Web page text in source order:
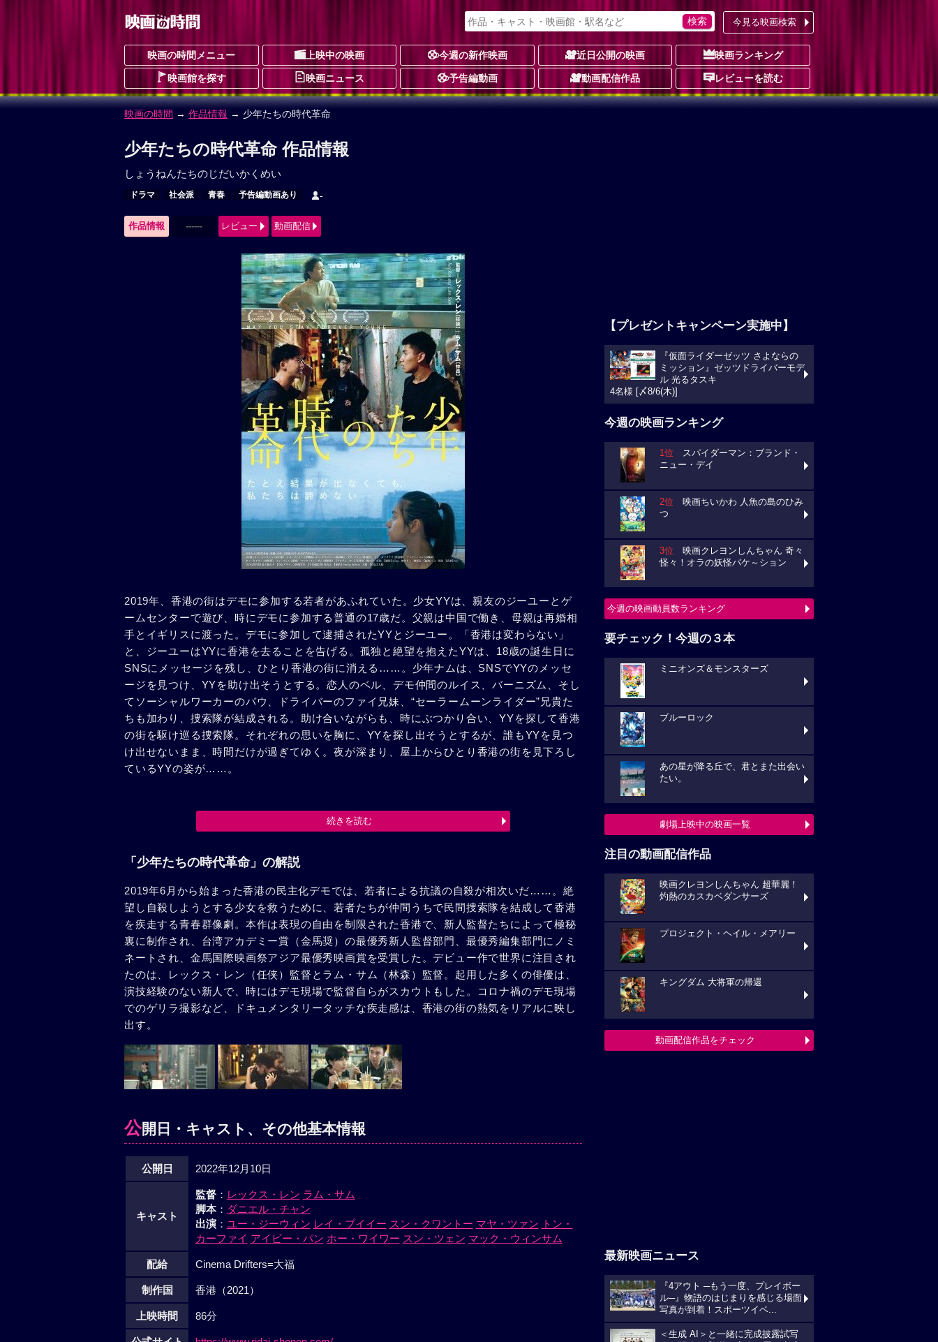
今見る映画検索
映画の時間メニュー 上映中の映画 今週の新作映画 近日公開の映画 映画ランキング
映画館を探す 映画ニュース 予告編動画 動画配信作品 レビューを読む
映画の時間 → 作品情報 → 少年たちの時代革命
少年たちの時代革命 作品情報
しょうねんたちのじだいかくめい
ドラマ 社会派 青春 予告編動画あり -
作品情報 ------ レビュー 動画配信
2019年、香港の街はデモに参加する若者があふれていた。少女YYは、親友のジーユーとゲ
ームセンターで遊び、時にデモに参加する普通の17歳だ。父親は中国で働き、母親は再婚相
手とイギリスに渡った。デモに参加して逮捕されたYYとジーユー。「香港は変わらない」
と、ジーユーはYYに香港を去ることを告げる。孤独と絶望を抱えたYYは、18歳の誕生日に
SNSにメッセージを残し、ひとり香港の街に消える……。少年ナムは、SNSでYYのメッセ
ージを見つけ、YYを助け出そうとする。恋人のベル、デモ仲間のルイス、バーニズム、そし
てソーシャルワーカーのバウ、ドライバーのファイ兄妹、“セーラームーンライダー”兄貴た
ちも加わり、捜索隊が結成される。助け合いながらも、時にぶつかり合い、YYを探して香港
の街を駆け巡る捜索隊。それぞれの思いを胸に、YYを探し出そうとするが、誰もYYを見つ
け出せないまま、時間だけが過ぎてゆく。夜が深まり、屋上からひとり香港の街を見下ろし
ているYYの姿が……。
続きを読む
「少年たちの時代革命」の解説
2019年6月から始まった香港の民主化デモでは、若者による抗議の自殺が相次いだ……。絶
望し自殺しようとする少女を救うために、若者たちが仲間うちで民間捜索隊を結成して香港
を疾走する青春群像劇。本作は表現の自由を制限された香港で、新人監督たちによって極秘
裏に制作され、台湾アカデミー賞（金馬奨）の最優秀新人監督部門、最優秀編集部門にノミ
ネートされ、金馬国際映画祭アジア最優秀映画賞を受賞した。デビュー作で世界に注目され
たのは、レックス・レン（任侠）監督とラム・サム（林森）監督。起用した多くの俳優は、
演技経験のない新人で、時にはデモ現場で監督自らがスカウトもした。コロナ禍のデモ現場
でのゲリラ撮影など、ドキュメンタリータッチな疾走感は、香港の街の熱気をリアルに映し
出す。
公開日・キャスト、その他基本情報
公開日 2022年12月10日
キャスト
監督： レックス・レン ラム・サム
脚本： ダニエル・チャン
出演： ユー・ジーウィン レイ・プイイー スン・クワントー マヤ・ツァン トン・
カーファイ アイビー・パン ホー・ワイワー スン・ツェン マック・ウィンサム
配給 Cinema Drifters=大福
制作国 香港（2021）
上映時間 86分
【プレゼントキャンペーン実施中】
『仮面ライダーゼッツ さよならの
ミッション』ゼッツドライバーモデ
ル 光るタスキ
4名様 [〆8/6(木)]
今週の映画ランキング
1位 スパイダーマン：ブランド・
ニュー・デイ
2位 映画ちいかわ 人魚の島のひみ
つ
3位 映画クレヨンしんちゃん 奇々
怪々！オラの妖怪バケ～ション
今週の映画動員数ランキング
要チェック！今週の３本
ミニオンズ＆モンスターズ
ブルーロック
あの星が降る丘で、君とまた出会い
たい。
劇場上映中の映画一覧
注目の動画配信作品
映画クレヨンしんちゃん 超華麗！
灼熱のカスカベダンサーズ
プロジェクト・ヘイル・メアリー
キングダム 大将軍の帰還
動画配信作品をチェック
最新映画ニュース
『4アウト ─もう一度、プレイボー
ル─』物語のはじまりを感じる場面
写真が到着！スポーツイベ...
＜生成 AI＞と一緒に完成披露試写